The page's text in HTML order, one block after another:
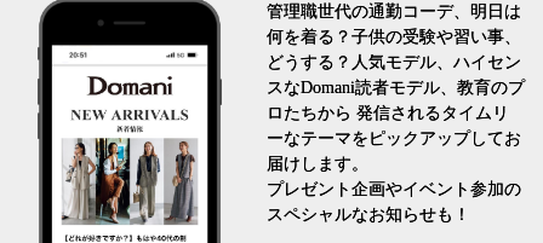
管理職世代の通勤コーデ、明日は
何を着る？子供の受験や習い事、
どうする？人気モデル、ハイセン
スなDomani読者モデル、教育のプ
ロたちから 発信されるタイムリ
ーなテーマをピックアップしてお
届けします。
プレゼント企画やイベント参加の
スペシャルなお知らせも！